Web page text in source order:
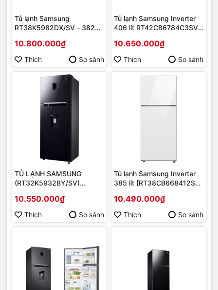
Tủ lạnh Samsung
RT38K5982DX/SV - 382
lập | Hàng chính hãng
10.800.000₫
Thích So sánh
Tủ lạnh Samsung Inverter
406 lít RT42CB6784C3SV
chính hãng
10.650.000₫
Thích So sánh
TỦ LẠNH SAMSUNG
(RT32K5932BY/SV)
Mới 2020 | Hàng chính
hãng
10.550.000₫
Thích So sánh
Tủ lạnh Samsung Inverter
385 lít [RT38CB668412SV
hãng
10.490.000₫
Thích So sánh